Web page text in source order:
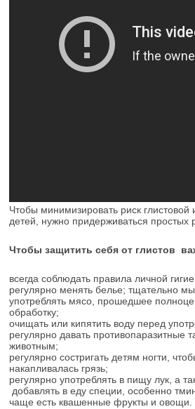
Чтобы минимизировать риск глистовой
детей, нужно придерживаться простых
Чтобы защитить себя от глистов
всегда соблюдать правила личной
регулярно менять белье; тщательно
употреблять мясо, прошедшее
обработку;
очищать или кипятить воду перед
регулярно давать противопаразитные
животным;
регулярно состригать детям ногти,
накапливалась грязь;
регулярно употреблять в пищу лук, а
добавлять в еду специи, особенно
чаще есть квашенные фрукты и овощи.